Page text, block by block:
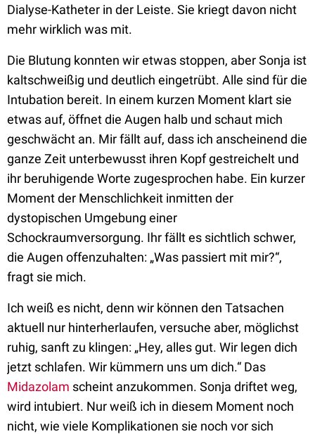
Dialyse-Katheter in der Leiste. Sie kriegt davon nicht
mehr wirklich was mit.
Die Blutung konnten wir etwas stoppen, aber Sonja ist
kaltschweißig und deutlich eingetrübt. Alle sind für die
Intubation bereit. In einem kurzen Moment klart sie
etwas auf, öffnet die Augen halb und schaut mich
geschwächt an. Mir fällt auf, dass ich anscheinend die
ganze Zeit unterbewusst ihren Kopf gestreichelt und
ihr beruhigende Worte zugesprochen habe. Ein kurzer
Moment der Menschlichkeit inmitten der
dystopischen Umgebung einer
Schockraumversorgung. Ihr fällt es sichtlich schwer,
die Augen offenzuhalten: „Was passiert mit mir?“,
fragt sie mich.
Ich weiß es nicht, denn wir können den Tatsachen
aktuell nur hinterherlaufen, versuche aber, möglichst
ruhig, sanft zu klingen: „Hey, alles gut. Wir legen dich
jetzt schlafen. Wir kümmern uns um dich.“ Das
Midazolam scheint anzukommen. Sonja driftet weg,
wird intubiert. Nur weiß ich in diesem Moment noch
nicht, wie viele Komplikationen sie noch vor sich